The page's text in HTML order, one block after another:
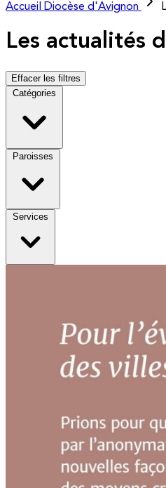
Accueil
Diocèse d'Avignon
Les actualités
Effacer les filtres
Catégories
Paroisses
Services